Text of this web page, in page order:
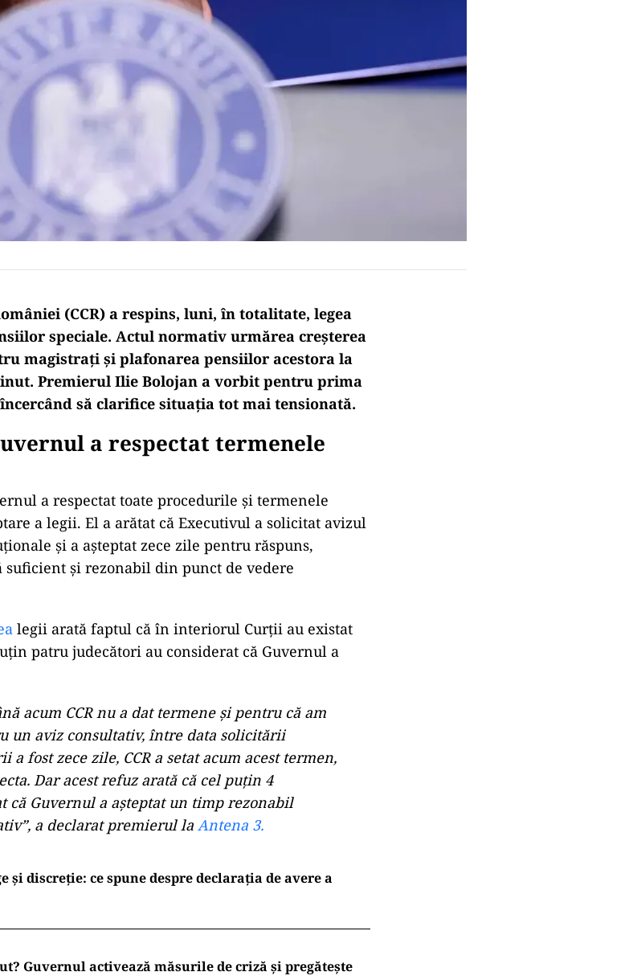
(CCR) a respins, luni, în totalitate, legea
speciale. Actul normativ urmărea creșterea
magistrați și plafonarea pensiilor acestora la
Premierul Ilie Bolojan a vorbit pentru prima
să clarifice situația tot mai tensionată.
a respectat termenele
a respectat toate procedurile și termenele
a legii. El a arătat că Executivul a solicitat avizul
și a așteptat zece zile pentru răspuns,
și rezonabil din punct de vedere
ad
patru judecători au considerat că Guvernul a